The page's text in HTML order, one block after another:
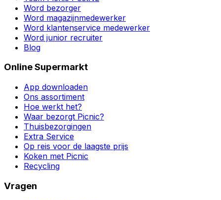
Word bezorger
Word magazijnmedewerker
Word klantenservice medewerker
Word junior recruiter
Blog
Online Supermarkt
App downloaden
Ons assortiment
Hoe werkt het?
Waar bezorgt Picnic?
Thuisbezorgingen
Extra Service
Op reis voor de laagste prijs
Koken met Picnic
Recycling
Vragen